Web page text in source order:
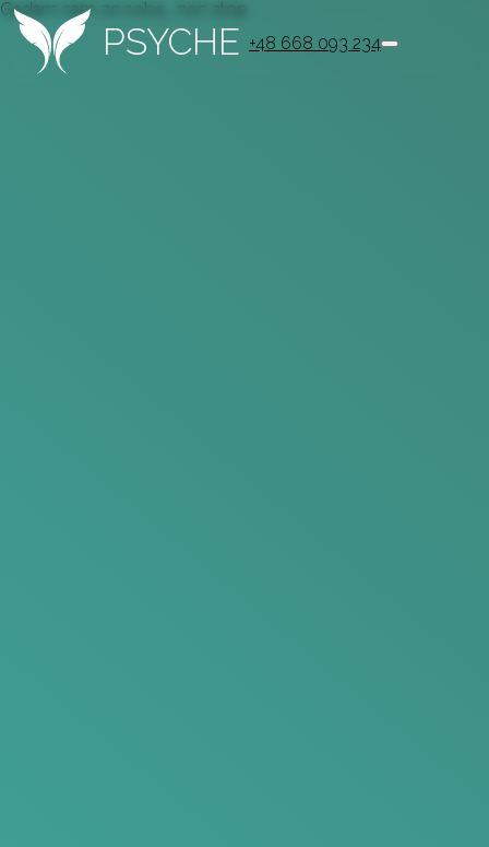
PSYCHE +48 668 093 234
Gadam sam ze sobą… non stop